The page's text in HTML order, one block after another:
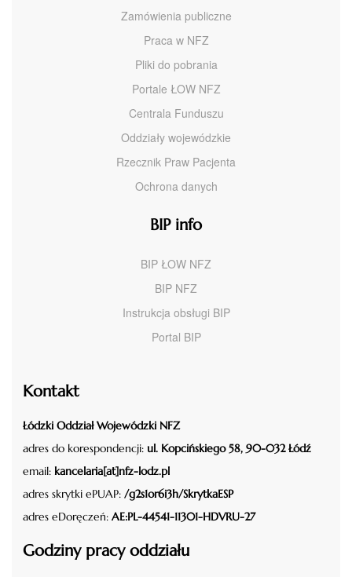
Zamówienia publiczne
Praca w NFZ
Pliki do pobrania
Portale ŁOW NFZ
Centrala Funduszu
Oddziały wojewódzkie
Rzecznik Praw Pacjenta
Ochrona danych
BIP info
BIP ŁOW NFZ
BIP NFZ
Instrukcja obsługi BIP
Portal BIP
Kontakt
Łódzki Oddział Wojewódzki NFZ
adres do korespondencji: ul. Kopcińskiego 58, 90-032 Łódź
email: kancelaria[at]nfz-lodz.pl
adres skrytki ePUAP: /g2s1or6i3h/SkrytkaESP
adres eDoręczeń: AE:PL-44541-11301-HDVRU-27
Godziny pracy oddziału